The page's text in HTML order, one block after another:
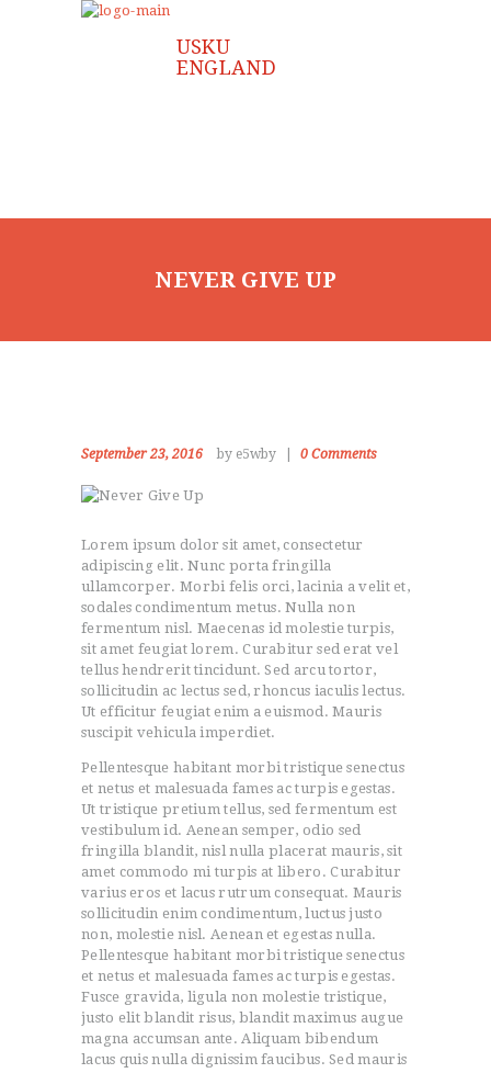
NEVER GIVE UP
ABOUT US
September 23, 2016 by e5wby 0 Comments
Lorem ipsum dolor sit amet, consectetur
adipiscing elit. Nunc porta fringilla
ullamcorper. Morbi felis orci, lacinia a velit et,
sodales condimentum metus. Nulla non
fermentum nisl. Maecenas id molestie turpis,
sit amet feugiat lorem. Curabitur sed erat vel
tellus hendrerit tincidunt. Sed arcu tortor,
sollicitudin ac lectus sed, rhoncus iaculis lectus.
Ut efficitur feugiat enim a euismod. Mauris
suscipit vehicula imperdiet.
Pellentesque habitant morbi tristique senectus
et netus et malesuada fames ac turpis egestas.
Ut tristique pretium tellus, sed fermentum est
vestibulum id. Aenean semper, odio sed
fringilla blandit, nisl nulla placerat mauris, sit
amet commodo mi turpis at libero. Curabitur
varius eros et lacus rutrum consequat. Mauris
sollicitudin enim condimentum, luctus justo
non, molestie nisl. Aenean et egestas nulla.
Pellentesque habitant morbi tristique senectus
et netus et malesuada fames ac turpis egestas.
Fusce gravida, ligula non molestie tristique,
justo elit blandit risus, blandit maximus augue
magna accumsan ante. Aliquam bibendum
lacus quis nulla dignissim faucibus. Sed mauris